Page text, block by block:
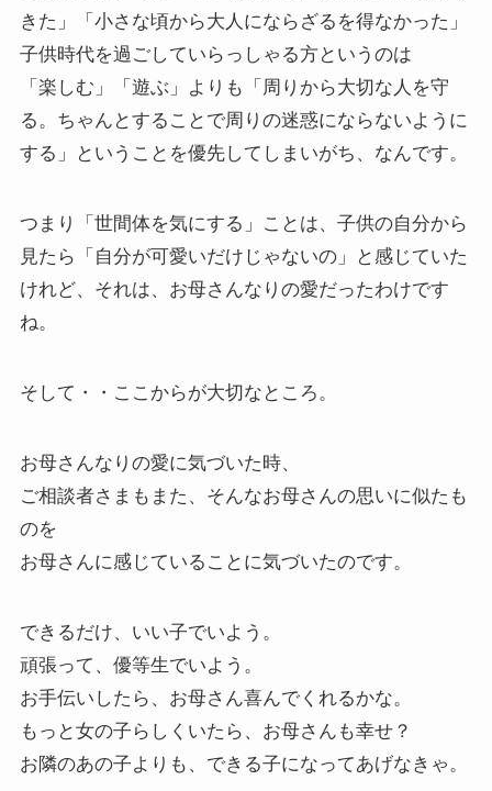
きた」「小さな頃から大人にならざるを得なかった」
子供時代を過ごしていらっしゃる方というのは
「楽しむ」「遊ぶ」よりも「周りから大切な人を守
る。ちゃんとすることで周りの迷惑にならないように
する」ということを優先してしまいがち、なんです。
つまり「世間体を気にする」ことは、子供の自分から
見たら「自分が可愛いだけじゃないの」と感じていた
けれど、それは、お母さんなりの愛だったわけです
ね。
そして・・ここからが大切なところ。
お母さんなりの愛に気づいた時、
ご相談者さまもまた、そんなお母さんの思いに似たも
のを
お母さんに感じていることに気づいたのです。
できるだけ、いい子でいよう。
頑張って、優等生でいよう。
お手伝いしたら、お母さん喜んでくれるかな。
もっと女の子らしくいたら、お母さんも幸せ？
お隣のあの子よりも、できる子になってあげなきゃ。